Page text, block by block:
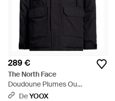
289 €
The North Face
Doudoune Plumes Ou
Synthétique - Noir
DeYOOX